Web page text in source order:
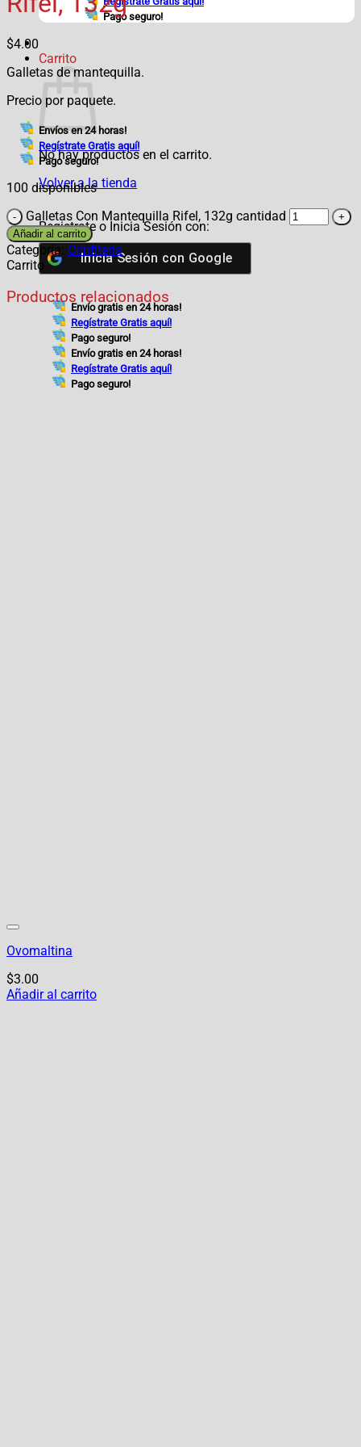
Pago seguro!
Carrito
No hay productos en el carrito.
Volver a la tienda
Registrate o Inicia Sesión con:
Inicia Sesión con Google
Envío gratis en 24 horas!
Regístrate Gratis aquí!
Pago seguro!
Envío gratis en 24 horas!
Regístrate Gratis aquí!
Pago seguro!
$4.00
Galletas de mantequilla.
Precio por paquete.
Envíos en 24 horas!
Regístrate Gratis aquí!
Pago seguro!
100 disponibles
Galletas Con Mantequilla Rifel, 132g cantidad
Añadir al carrito
Categoría: Confitería
Carrito
Productos relacionados
Ovomaltina
$3.00
Añadir al carrito